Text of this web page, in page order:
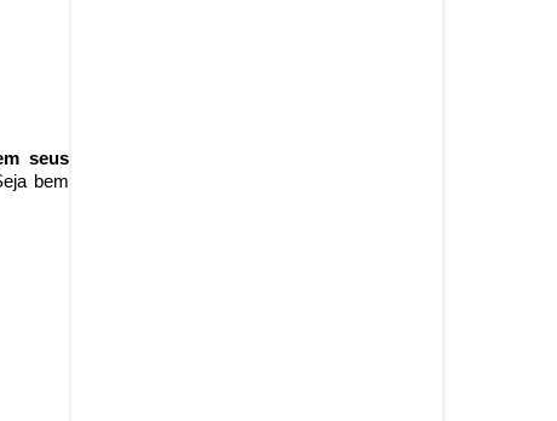
seus
bem